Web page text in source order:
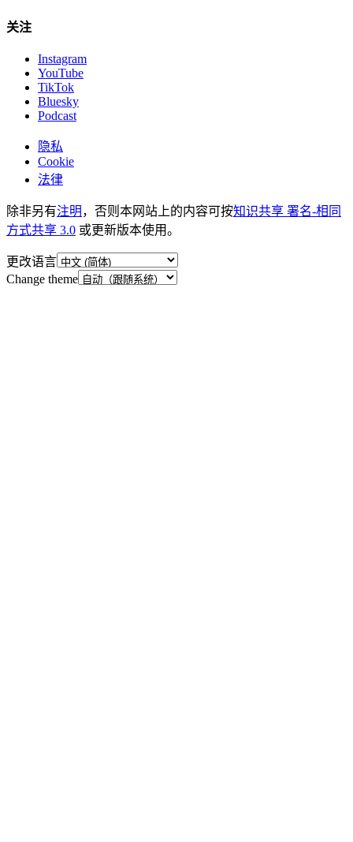
关注
Instagram
YouTube
TikTok
Bluesky
Podcast
隐私
Cookie
法律
除非另有注明 ，否则本网站上的内容可按知识共享 署名-相同
方式共享 3.0 或更新版本使用。
更改语言
Change theme